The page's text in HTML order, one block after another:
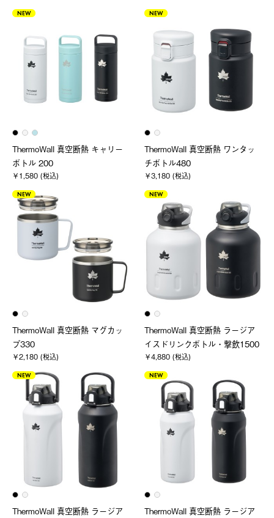
NEW
ThermoWall 真空断熱 キャリー
ボトル 200
￥1,580 (税込)
NEW
ThermoWall 真空断熱 ワンタッ
チボトル480
￥3,180 (税込)
NEW
ThermoWall 真空断熱 マグカッ
プ330
￥2,180 (税込)
NEW
ThermoWall 真空断熱 ラージア
イスドリンクボトル・撃飲1500
￥4,880 (税込)
NEW
ThermoWall 真空断熱 ラージア
NEW
ThermoWall 真空断熱 ラージア